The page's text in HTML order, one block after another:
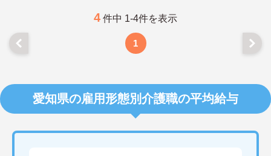
4 件中 1-4件を表示
1
愛知県の雇用形態別介護職の平均給与